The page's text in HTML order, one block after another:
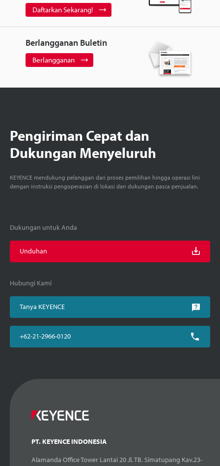
Daftarkan Sekarang!
Berlangganan Buletin
Berlangganan
Pengiriman Cepat dan
Dukungan Menyeluruh
KEYENCE mendukung pelanggan dari proses pemilihan hingga operasi lini
dengan instruksi pengoperasian di lokasi dan dukungan pasca penjualan.
Dukungan untuk Anda
Unduhan
Hubungi Kami
Tanya KEYENCE
+62-21-2966-0120
PT. KEYENCE INDONESIA
Alamanda Office Tower Lantai 20 Jl. TB. Simatupang Kav.23-